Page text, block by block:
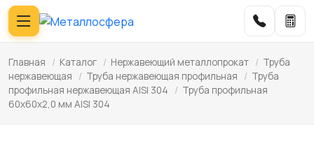
Главная / Каталог / Нержавеющий металлопрокат / Труба
нержавеющая
/ Труба нержавеющая профильная / Труба
профильная нержавеющая AISI 304
/ Труба профильная
60х60х2,0 мм AISI 304